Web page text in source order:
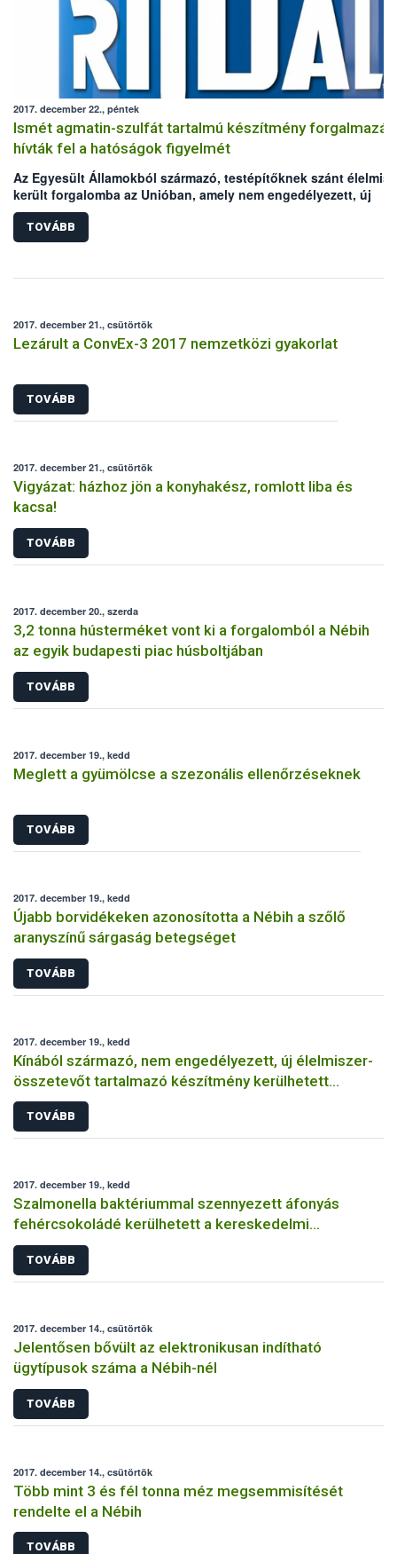
2017. december 22., péntek
Ismét agmatin-szulfát tartalmú készítmény
hívták fel a hatóságok figyelmét
Az Egyesült Államokból származó, testépítőknek szánt
került forgalomba az Unióban, amely nem engedélyezett, új
élelmiszer-összetevőt (agmatin-szulfát) tartalmaz. A Nemzeti
Élelmiszerlánc-biztonsági Hivatal (Nébih) – az észt és a szlovák
hatóság bejelentése alapján – a RASFF-on keresztül értesült az
TOVÁBB
2017. december 21., csütörtök
Lezárult a ConvEx-3 2017 nemzetközi gyakorlat
TOVÁBB
2017. december 21., csütörtök
Vigyázat: házhoz jön a konyhakész, romlott liba és
kacsa!
TOVÁBB
2017. december 20., szerda
3,2 tonna hústerméket vont ki a forgalomból a Nébih
az egyik budapesti piac húsboltjában
TOVÁBB
2017. december 19., kedd
Meglett a gyümölcse a szezonális ellenőrzéseknek
TOVÁBB
2017. december 19., kedd
Újabb borvidékeken azonosította a Nébih a szőlő
aranyszínű sárgaság betegséget
TOVÁBB
2017. december 19., kedd
Kínából származó, nem engedélyezett, új élelmiszer-
összetevőt tartalmazó készítmény kerülhetett
forgalomba
TOVÁBB
2017. december 19., kedd
Szalmonella baktériummal szennyezett áfonyás
fehércsokoládé kerülhetett a kereskedelmi
forgalomba
TOVÁBB
2017. december 14., csütörtök
Jelentősen bővült az elektronikusan indítható
ügytípusok száma a Nébih-nél
TOVÁBB
2017. december 14., csütörtök
Több mint 3 és fél tonna méz megsemmisítését
rendelte el a Nébih
TOVÁBB